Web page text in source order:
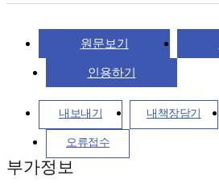
원문보기
인용하기
내보내기 내책장담기
오류접수
부가정보